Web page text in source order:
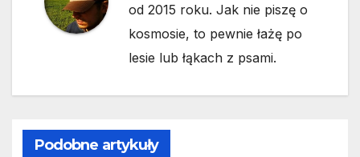
od 2015 roku. Jak nie piszę o
kosmosie, to pewnie łażę po
lesie lub łąkach z psami.
Podobne artykuły